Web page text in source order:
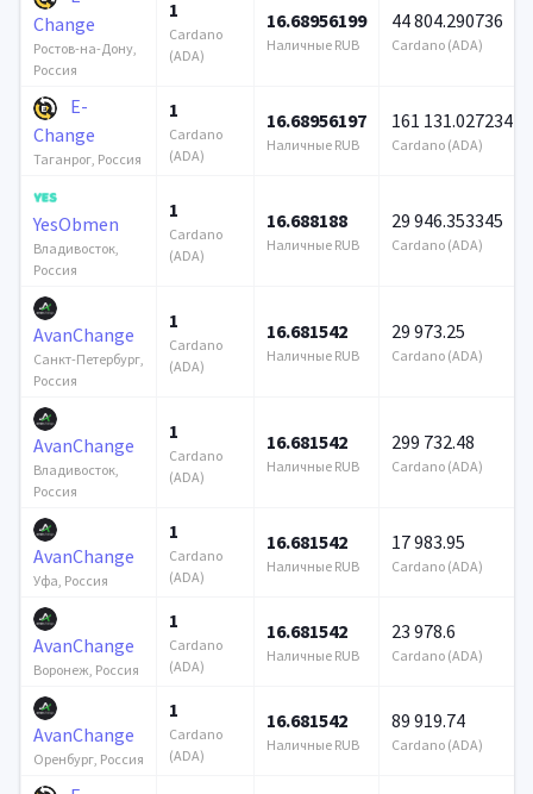
Change
Ростов-на-Дону,
Россия
1
Cardano
(ADA)
16.68956199
Наличные RUB
44 804.290736
Cardano (ADA)
E-
Change
Таганрог, Россия
1
Cardano
(ADA)
16.68956197
Наличные RUB
161 131.027234
Cardano (ADA)
YesObmen
Владивосток,
Россия
1
Cardano
(ADA)
16.688188
Наличные RUB
29 946.353345
Cardano (ADA)
AvanChange
Санкт-Петербург,
Россия
1
Cardano
(ADA)
16.681542
Наличные RUB
29 973.25
Cardano (ADA)
AvanChange
Владивосток,
Россия
1
Cardano
(ADA)
16.681542
Наличные RUB
299 732.48
Cardano (ADA)
AvanChange
Уфа, Россия
1
Cardano
(ADA)
16.681542
Наличные RUB
17 983.95
Cardano (ADA)
AvanChange
Воронеж, Россия
1
Cardano
(ADA)
16.681542
Наличные RUB
23 978.6
Cardano (ADA)
AvanChange
Оренбург, Россия
1
Cardano
(ADA)
16.681542
Наличные RUB
89 919.74
Cardano (ADA)